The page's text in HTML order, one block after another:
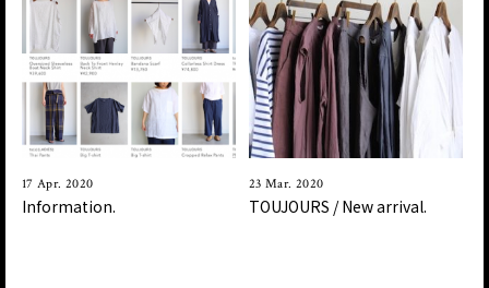
17 Apr. 2020
Information.
23 Mar. 2020
TOUJOURS / New arrival.